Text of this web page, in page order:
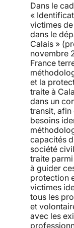
Dans le
«
victimes
dans le
Calais »
novembre
France
et la
traite à
dans un
transit, afin
besoins
capacités
société
traite
à guider
protection
victimes
tous les
et
avec les